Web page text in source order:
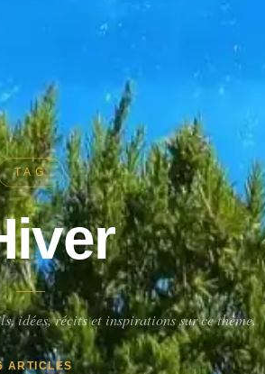
TAG
idées, récits et inspirations sur ce thème.
ARTICLES